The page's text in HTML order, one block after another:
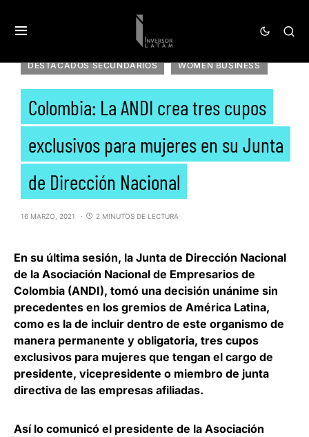
DESTACADOS SECUNDARIOS WOMEN BUSINESS
Colombia: La ANDI crea tres cupos
exclusivos para mujeres en su Junta
de Dirección Nacional
16 MARZO, 2021 2 MINUTOS DE LECTURA
En su última sesión, la Junta de Dirección Nacional
de la Asociación Nacional de Empresarios de
Colombia (ANDI), tomó una decisión unánime sin
precedentes en los gremios de América Latina,
como es la de incluir dentro de este organismo de
manera permanente y obligatoria, tres cupos
exclusivos para mujeres que tengan el cargo de
presidente, vicepresidente o miembro de junta
directiva de las empresas afiliadas.
Así lo comunicó el presidente de la Asociación